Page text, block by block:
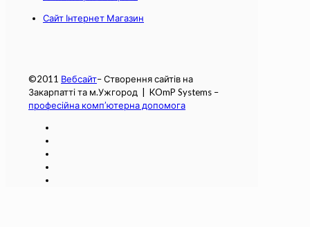
Сайт Інтернет Магазин
©2011 Вебсайт– Створення сайтів на
Закарпатті та м.Ужгород | KOmP Systems –
професійна комп’ютерна допомога